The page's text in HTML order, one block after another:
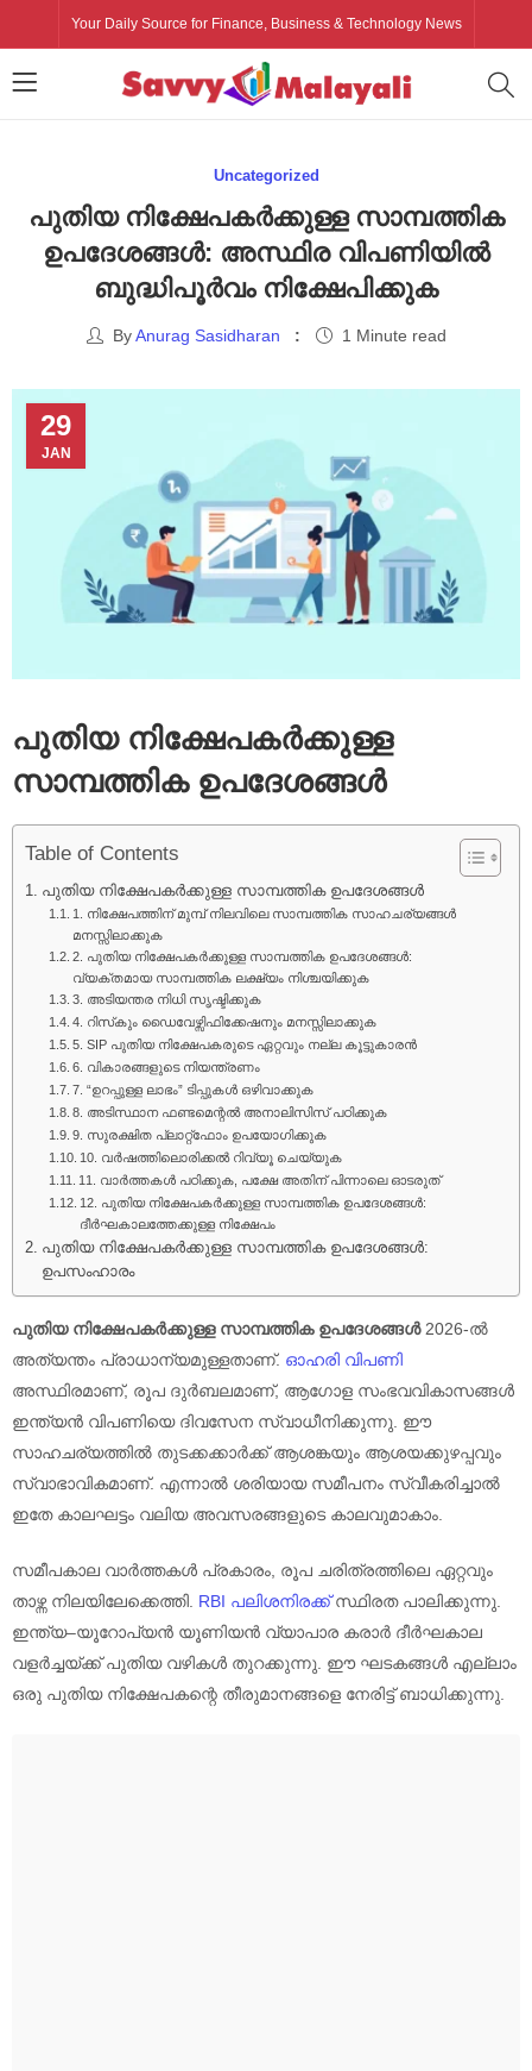
Your Daily Source for Finance, Business & Technology News
Uncategorized
പുതിയ നിക്ഷേപകർക്കുള്ള സാമ്പത്തിക
ഉപദേശങ്ങൾ: അസ്ഥിര വിപണിയിൽ
ബുദ്ധിപൂർവം നിക്ഷേപിക്കുക
ByAnurag Sasidharan 1 Minute read
29
JAN
പുതിയ നിക്ഷേപകർക്കുള്ള
സാമ്പത്തിക ഉപദേശങ്ങൾ
Table of Contents
പുതിയ നിക്ഷേപകർക്കുള്ള സാമ്പത്തിക ഉപദേശങ്ങൾ
1. നിക്ഷേപത്തിന് മുമ്പ് നിലവിലെ സാമ്പത്തിക സാഹചര്യങ്ങൾ
മനസ്സിലാക്കുക
2. പുതിയ നിക്ഷേപകർക്കുള്ള സാമ്പത്തിക ഉപദേശങ്ങൾ:
വ്യക്തമായ സാമ്പത്തിക ലക്ഷ്യം നിശ്ചയിക്കുക
3. അടിയന്തര നിധി സൃഷ്ടിക്കുക
4. റിസ്‌കും ഡൈവേഴ്സിഫിക്കേഷനും മനസ്സിലാക്കുക
5. SIP പുതിയ നിക്ഷേപകരുടെ ഏറ്റവും നല്ല കൂട്ടുകാരൻ
6. വികാരങ്ങളുടെ നിയന്ത്രണം
7. “ഉറപ്പുള്ള ലാഭം” ടിപ്പുകൾ ഒഴിവാക്കുക
8. അടിസ്ഥാന ഫണ്ടമെന്റൽ അനാലിസിസ് പഠിക്കുക
9. സുരക്ഷിത പ്ലാറ്റ്ഫോം ഉപയോഗിക്കുക
10. വർഷത്തിലൊരിക്കൽ റിവ്യൂ ചെയ്യുക
11. വാർത്തകൾ പഠിക്കുക, പക്ഷേ അതിന് പിന്നാലെ ഓടരുത്
12. പുതിയ നിക്ഷേപകർക്കുള്ള സാമ്പത്തിക ഉപദേശങ്ങൾ:
ദീർഘകാലത്തേക്കുള്ള നിക്ഷേപം
പുതിയ നിക്ഷേപകർക്കുള്ള സാമ്പത്തിക ഉപദേശങ്ങൾ:
ഉപസംഹാരം
പുതിയ നിക്ഷേപകർക്കുള്ള സാമ്പത്തിക ഉപദേശങ്ങൾ2026-ൽ
അത്യന്തം പ്രാധാന്യമുള്ളതാണ്. ഓഹരി വിപണി
അസ്ഥിരമാണ്, രൂപ ദുർബലമാണ്, ആഗോള സംഭവവികാസങ്ങൾ
ഇന്ത്യൻ വിപണിയെ ദിവസേന സ്വാധീനിക്കുന്നു. ഈ
സാഹചര്യത്തിൽ തുടക്കക്കാർക്ക് ആശങ്കയും ആശയക്കുഴപ്പവും
സ്വാഭാവികമാണ്. എന്നാൽ ശരിയായ സമീപനം സ്വീകരിച്ചാൽ
ഇതേ കാലഘട്ടം വലിയ അവസരങ്ങളുടെ കാലവുമാകാം.
സമീപകാല വാർത്തകൾ പ്രകാരം, രൂപ ചരിത്രത്തിലെ ഏറ്റവും
താഴ്ന്ന നിലയിലേക്കെത്തി. RBI പലിശനിരക്ക്സ്ഥിരത പാലിക്കുന്നു.
ഇന്ത്യ–യൂറോപ്യൻ യൂണിയൻ വ്യാപാര കരാർ ദീർഘകാല
വളർച്ചയ്ക്ക് പുതിയ വഴികൾ തുറക്കുന്നു. ഈ ഘടകങ്ങൾ എല്ലാം
ഒരു പുതിയ നിക്ഷേപകന്റെ തീരുമാനങ്ങളെ നേരിട്ട് ബാധിക്കുന്നു.